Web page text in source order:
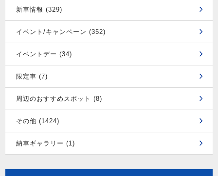
新車情報 (329)
イベント/キャンペーン (352)
イベントデー (34)
限定車 (7)
周辺のおすすめスポット (8)
その他 (1424)
納車ギャラリー (1)